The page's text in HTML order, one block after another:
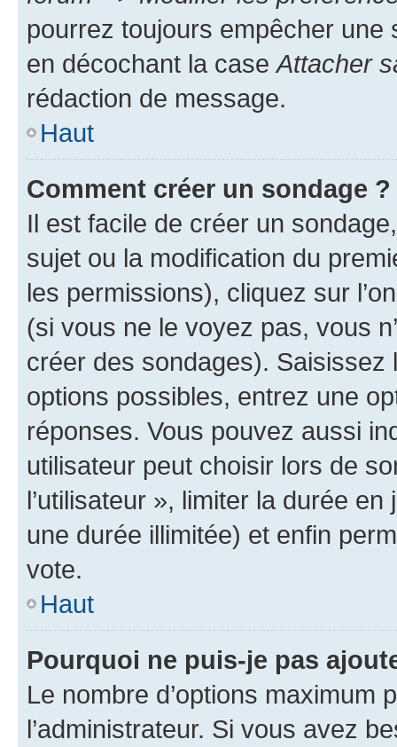
pourrez toujours empêcher une
en décochant la case Attacher
rédaction de message.
Haut
Comment créer un sondage ?
Il est facile de créer un
sujet ou la modification du
les permissions), cliquez sur
(si vous ne le voyez pas, vous
créer des sondages).
options possibles, entrez une
réponses. Vous pouvez aussi
utilisateur peut choisir lors de
l’utilisateur », limiter la durée
une durée illimitée) et enfin
vote.
Haut
Pourquoi ne puis-je pas
Le nombre d’options maximum
l’administrateur. Si vous avez